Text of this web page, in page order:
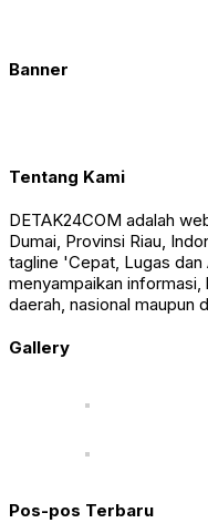
Banner
Tentang Kami
DETAK24COM adalah
Dumai, Provinsi Riau,
tagline 'Cepat, Lugas dan
menyampaikan
daerah, nasional maupun
Gallery
Pos-pos Terbaru